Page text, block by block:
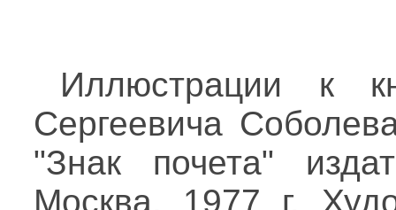
Иллюстрации к
Сергеевича
"Знак почета"
Москва. 1977 г.